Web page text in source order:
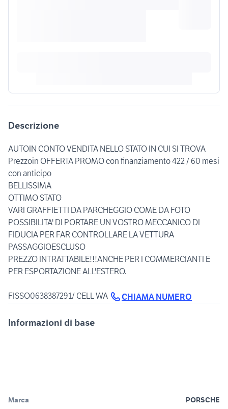
Descrizione
AUTOIN CONTO VENDITA NELLO STATO IN CUI SI TROVA
Prezzoin OFFERTA PROMO con finanziamento 422 / 60 mesi
con anticipo
BELLISSIMA
OTTIMO STATO
VARI GRAFFIETTI DA PARCHEGGIO COME DA FOTO
POSSIBILITA' DI PORTARE UN VOSTRO MECCANICO DI
FIDUCIA PER FAR CONTROLLARE LA VETTURA
PASSAGGIOESCLUSO
PREZZO INTRATTABILE!!!ANCHE PER I COMMERCIANTI E
PER ESPORTAZIONE ALL'ESTERO.
FISSO0638387291/ CELL WA CHIAMA NUMERO
Informazioni di base
Marca
PORSCHE